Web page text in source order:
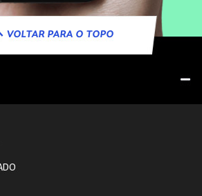
VOLTAR PARA O TOPO